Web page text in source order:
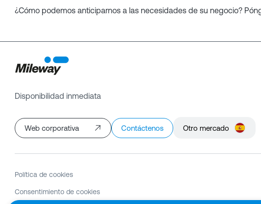
¿Cómo podemos anticiparnos a las necesidades de su negocio?
Disponibilidad inmediata
Web corporativa Contáctenos Otro mercado
Política de cookies
Consentimiento de cookies